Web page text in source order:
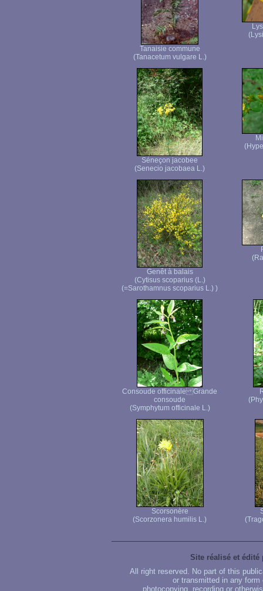
Tanaisie commune
(Tanacetum vulgare L.)
Séneçon jacobee
(Senecio jacobaea L.)
Genêt à balais
(Cytisus scoparius (L.)
(=Sarothamnus scoparius L.) )
Consoude officinale Grande
consoude
(Symphytum officinale L.)
Scorsonère
(Scorzonera humilis L.)
Site réalisé et édité
All right reserved. No part of this
or transmitted in any
photocopying, recording or